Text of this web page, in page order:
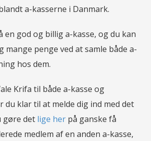
a-kasserne i Danmark.
en god og billig a-kasse, og du kan
penge ved at samle både a-
hos dem.
Krifa til både a-kasse og
klar til at melde dig ind med det
gøre det lige her på ganske få
medlem af en anden a-kasse,